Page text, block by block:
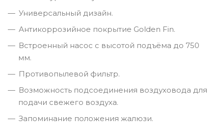
Универсальный дизайн.
Антикоррозийное покрытие Golden Fin.
Встроенный насос с высотой подъёма до 750
мм.
Противопылевой фильтр.
Возможность подсоединения воздуховода для
подачи свежего воздуха.
Запоминание положения жалюзи.